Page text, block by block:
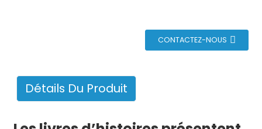
CONTACTEZ-NOUS
Détails Du Produit